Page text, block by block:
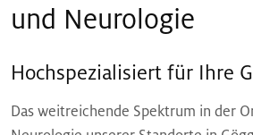
und Neurologie
Hochspezialisiert für Ihre
Das weitreichende Spektrum in der